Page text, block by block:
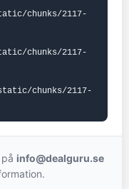
chunks/2117-
chunks/2117-
chunks/2117-
info@dealguru.se